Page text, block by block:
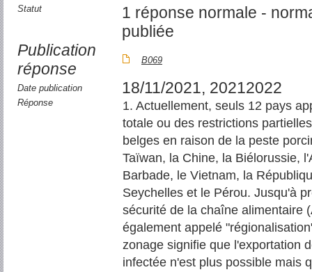
Statut
1 réponse normale -
publiée
Publication
réponse
B069
Date publication 18/11/2021, 20212022
Réponse
1. Actuellement, seuls 12 pays
totale ou des restrictions
belges en raison de la peste
Taïwan, la Chine, la Biélorussie,
Barbade, le Vietnam, la
Seychelles et le Pérou. Jusqu'à
sécurité de la chaîne alimentaire
également appelé
zonage signifie que l'exportation
infectée n'est plus possible mais